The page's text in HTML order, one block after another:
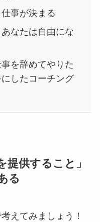
事が決まる
なたは自由にな
を辞めてやりた
したコーチング
提供すること」
る
えてみましょう！